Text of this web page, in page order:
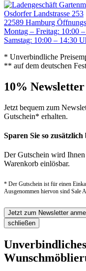
Osdorfer Landstrasse 253
22589 Hamburg
Montag – Freitag: 10:00
Samstag: 10:00 – 14:30
* Unverbindliche
** auf dem deutschen
10%
Jetzt bequem zum
Gutschein* erhalten.
Sparen Sie so
Der Gutschein wird
Warenkorb einlösbar.
* Der Gutschein ist für einen
Ausgenommen hiervon sind Sale
Jetzt zum Newsletter
schließen